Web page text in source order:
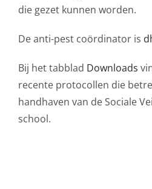
die gezet kunnen worden.
De anti-pest coördinator is
Bij het tabblad Downloads
recente protocollen die
handhaven van de Sociale
school.